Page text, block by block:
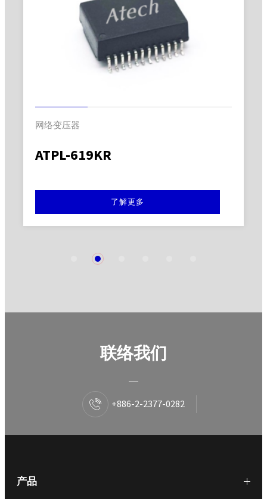
网络变压器
ATPL-619KR
了解更多
2
联络我们
+886-2-2377-0282
产品